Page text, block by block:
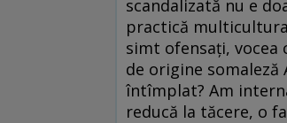
scandalizată nu e
practică
simt ofensaţi, vocea
de origine somaleză
întîmplat? Am
reducă la tăcere, o